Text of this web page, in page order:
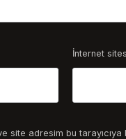
İnternet
site adresim bu tarayıcıya